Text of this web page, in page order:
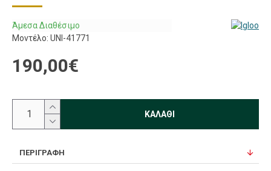
Άμεσα Διαθέσιμο
Μοντέλο: UNI-41771
190,00€
ΚΑΛΆΘΙ
ΠΕΡΙΓΡΑΦΉ